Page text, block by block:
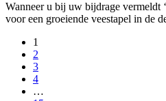
Wanneer u bij uw bijdrage vermeldt
voor een groeiende veestapel in de
1
2
3
4
…